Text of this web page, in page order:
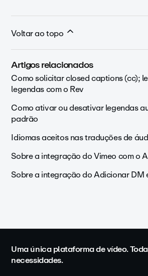
Voltar ao topo
Artigos relacionados
Como solicitar closed captions (cc);
legendas com o Rev
Como ativar ou desativar legendas
padrão
Idiomas aceitos nas traduções de
Sobre a integração do Vimeo com o
Sobre a integração do Adicionar DM
Uma única plataforma de vídeo.
necessidades.